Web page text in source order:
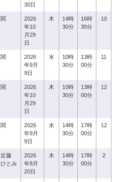
30日
関
2026
年10
月29
日
木
14時
30分
16時
30分
10
関
2026
年9月
9日
水
10時
30分
13時
00分
11
関
2026
年10
月29
日
木
10時
30分
13時
00分
12
関
2026
年9月
9日
水
14時
30分
17時
00分
12
近藤
ひとみ
2026
年8月
20日
木
14時
30分
17時
00分
2